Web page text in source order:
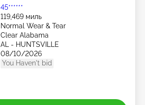
45******
119,469 миль
Normal Wear & Tear
Clear Alabama
AL - HUNTSVILLE
08/10/2026
You Haven't bid